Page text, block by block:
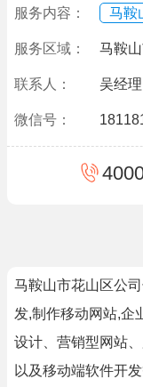
服务内容： 马鞍
服务区域： 马鞍
联系人： 吴经理
微信号：
马鞍山市花山区公
发,制作移动网站,企
设计、营销型网站
以及移动端软件开